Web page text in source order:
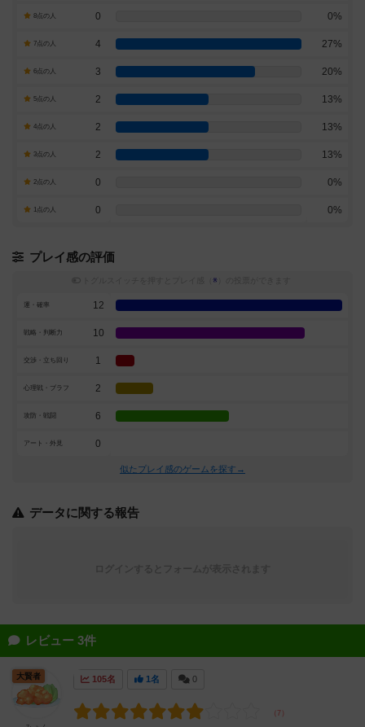
8点の人 0 0%
7点の人 4 27%
6点の人 3 20%
5点の人 2 13%
4点の人 2 13%
3点の人 2 13%
2点の人 0 0%
1点の人 0 0%
プレイ感の評価
※
運・確率 12
戦略・判断力 10
交渉・立ち回り 1
心理戦・ブラフ 2
攻防・戦闘 6
アート・外見 0
似たプレイ感のゲームを探す→
データに関する報告
レビュー 3件
105名 1名 0
大賢者